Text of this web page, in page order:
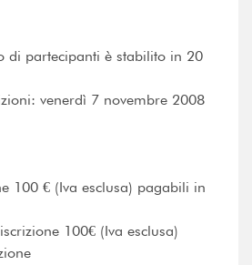
di partecipanti è stabilito in 20
venerdì 7 novembre 2008
100 € (Iva esclusa) pagabili in
100€ (Iva esclusa)